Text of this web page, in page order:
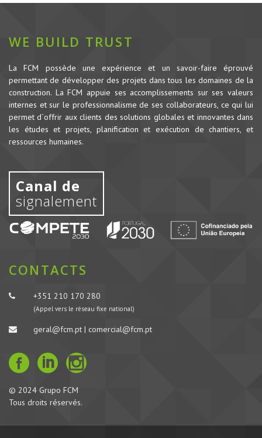
WE BUILD TRUST
La FCM possède une expérience et un savoir-faire éprouvé
permettant de développer des projets dans tous les domaines de la
construction. La FCM appuie ses accomplissements sur ses valeurs
internes et sur le professionnalisme de ses collaborateurs, ce qui lui
permet d`offrir aux clients des solutions globales et innovantes dans
les études et projets, planification et exécution de chantiers, et
ressources humaines.
Canal de
signalement
CONTACTS
+351 210 170 280
(Appel vers le réseau fixe national)
geral@fcm.pt | comercial@fcm.pt
© 2024 Grupo FCM
Tous droits réservés.